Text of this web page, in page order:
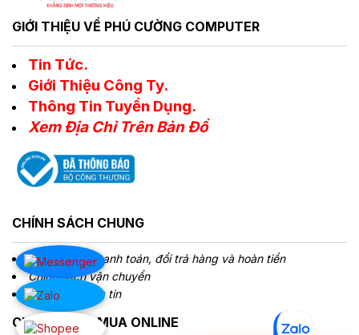
GIỚI THIỆU VỀ PHÚ CƯỜNG COMPUTER
Tin Tức.
Giới Thiệu Công Ty.
Thông Tin Tuyển Dụng.
Xem Địa Chỉ Trên Bản Đồ
CHÍNH SÁCH CHUNG
Chính sách Thanh toán, đổi trả hàng và hoàn tiền
Chính sách vận chuyển
Bảo mật thông tin
CHÍNH SÁCH MUA ONLINE